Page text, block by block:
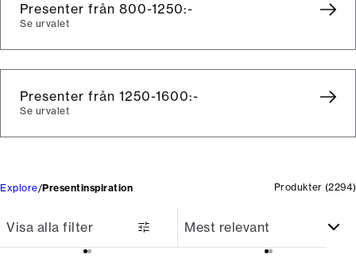
Presenter från 800-1250:-
Se urvalet
Presenter från 1250-1600:-
Se urvalet
Explore Presentinspiration Produkter (2294)
Visa alla filter